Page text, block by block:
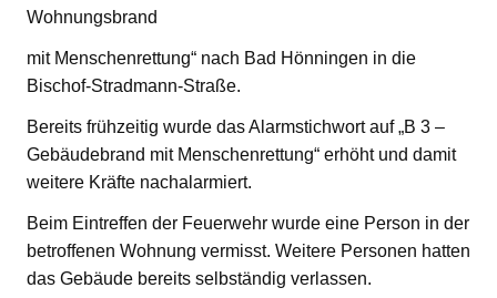
Wohnungsbrand
mit Menschenrettung“ nach Bad Hönningen in die
Bischof-Stradmann-Straße.
Bereits frühzeitig wurde das Alarmstichwort auf „B 3 –
Gebäudebrand mit Menschenrettung“ erhöht und damit
weitere Kräfte nachalarmiert.
Beim Eintreffen der Feuerwehr wurde eine Person in der
betroffenen Wohnung vermisst. Weitere Personen hatten
das Gebäude bereits selbständig verlassen.